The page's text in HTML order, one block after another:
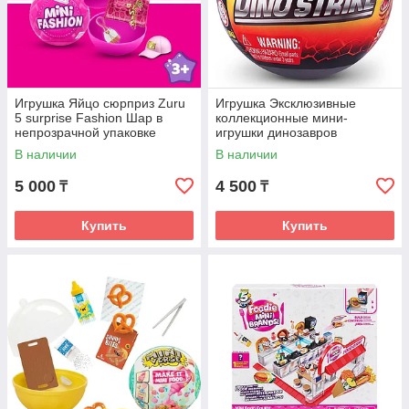
Долговечность— миниатюры сделаны из прочного
пластика и не ломаются после первой игры.
Многоразовое использование— с ними можно
играть бесконечно долго и придумывать новые
сценарии.
Интерактивное развитие
— дети учатся считать,
классифицировать и даже обсуждать бренды и
продукты, что развивает познавательные навыки.
Почему купить Zuru 5 Surprise Mini Brands — отличное
решение?
Коллекционирование, которое не надоедает
каждый раз новые товары и возможность собрать
Игры с пользой
творческое мышление и коммуникативные навыки.
Сюрприз каждый раз
— покупка капсулы — это как
открытие подарка, где ждёт приятный сюрприз.
Где купить Zuru 5 Surprise Mini Brands?
Игрушки Zuru 5 Surprise Mini Brands можно приобрести в
Игрушка Яйцо сюрприз Zuru
5 surprise Fashion Шар в
непрозрачной упаковке
В наличии
5 000 ₸
Купить
Игрушка Эксклюзивные
коллекционные мини-
игрушки динозавров
В наличии
4 500 ₸
Купить